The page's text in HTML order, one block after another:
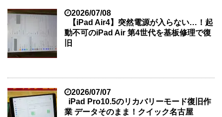
2026/07/08
【iPad Air4】突然電源が入らない…！起
動不可のiPad Air 第4世代を基板修理で復
旧
2026/07/07
iPad Pro10.5のリカバリーモード復旧作
業 データそのまま！クイック名古屋